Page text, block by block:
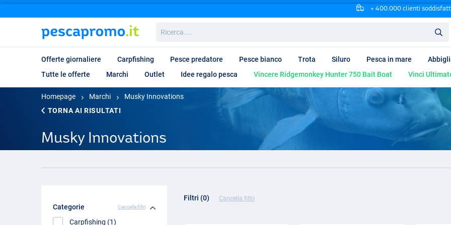
+ 400.000 clienti
Offerte giornaliere Carpfishing Pesce predatore Pesce bianco Trota Siluro Pesca in mare
Tutte le offerte
Marchi Outlet Idee regalo pesca Vincere Ridgemonkey Hunter 750 Bait Boat Vinci
Homepage Marchi
Musky Innovations
TORNA AI RISULTATI
Musky Innovations
Categorie Cancella filtri
Carpfishing (1)
Filtri (0) Cancella filtri